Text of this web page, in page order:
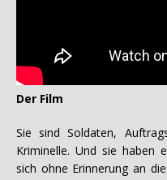
Der Film
Sie sind Soldaten,
Kriminelle. Und sie haben
sich ohne Erinnerung an